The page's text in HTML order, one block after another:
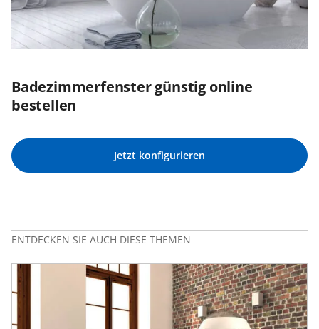
Badezimmerfenster günstig online
bestellen
Jetzt konfigurieren
ENTDECKEN SIE AUCH DIESE THEMEN